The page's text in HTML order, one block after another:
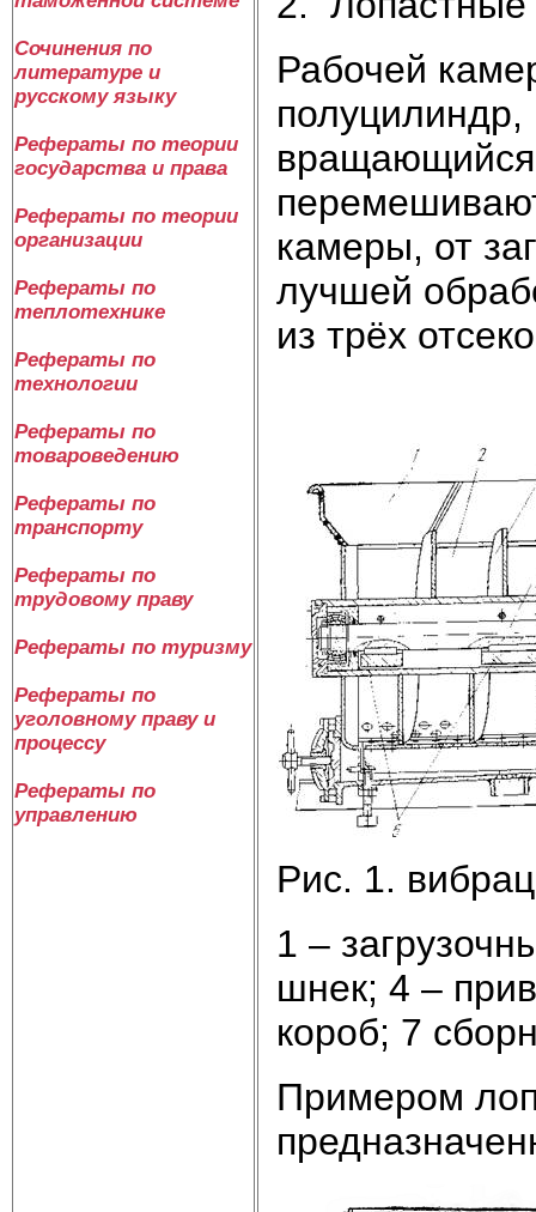
Сочинения по
литературе и
русскому языку
Рефераты по теории
государства и права
Рефераты по теории
организации
Рефераты по
теплотехнике
Рефераты по
технологии
Рефераты по
товароведению
Рефераты по
транспорту
Рефераты по
трудовому праву
Рефераты по туризму
Рефераты по
уголовному праву и
процессу
Рефераты по
управлению
Рабочей
полуцилиндр,
вращающийся
камеры, от
лучшей
из трёх
Рис. 1.
1 –
шнек; 4 –
короб; 7
Примером